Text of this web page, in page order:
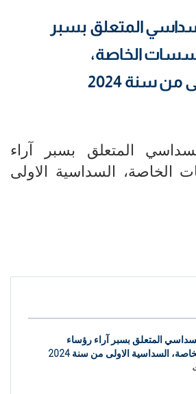
المتعلق بسبر
الخاصة،
سنة 2024
المتعلق بسبر آراء
الخاصة، السداسية الاولى
المتعلق بسبر آراء رؤساء
السداسية الاولى من سنة 2024